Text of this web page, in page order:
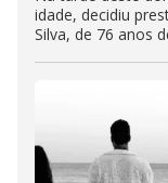
idade, decidiu
Silva, de 76 anos